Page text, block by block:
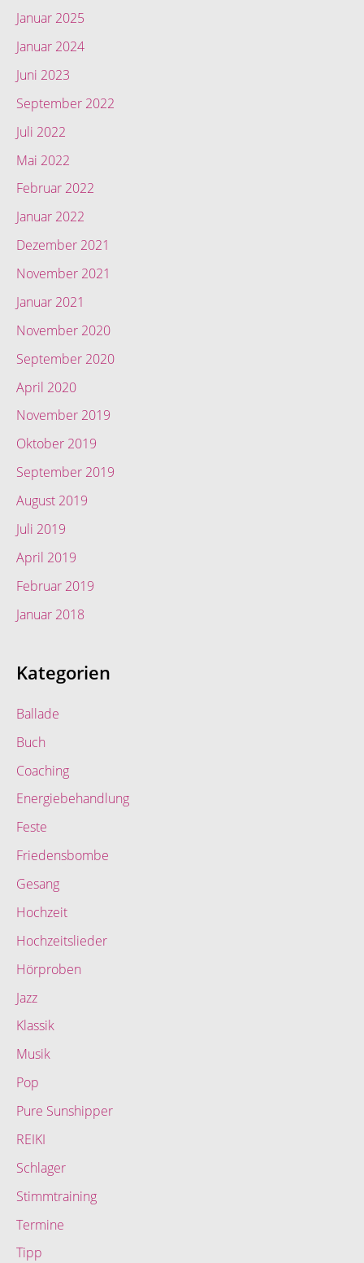
Januar 2025
Januar 2024
Juni 2023
September 2022
Juli 2022
Mai 2022
Februar 2022
Januar 2022
Dezember 2021
November 2021
Januar 2021
November 2020
September 2020
April 2020
November 2019
Oktober 2019
September 2019
August 2019
Juli 2019
April 2019
Februar 2019
Januar 2018
Kategorien
Ballade
Buch
Coaching
Energiebehandlung
Feste
Friedensbombe
Gesang
Hochzeit
Hochzeitslieder
Hörproben
Jazz
Klassik
Musik
Pop
Pure Sunshipper
REIKI
Schlager
Stimmtraining
Termine
Tipp